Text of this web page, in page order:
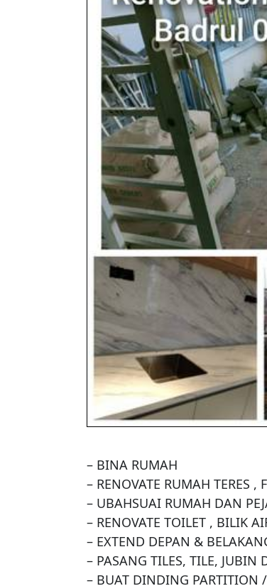
– BINA RUMAH
– RENOVATE RUMAH TERES ,
– UBAHSUAI RUMAH DAN
– RENOVATE TOILET , BILIK
– EXTEND DEPAN &
– PASANG TILES, TILE, JUBIN
– BUAT DINDING PARTITION